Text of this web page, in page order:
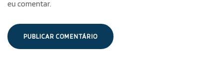
eu comentar.